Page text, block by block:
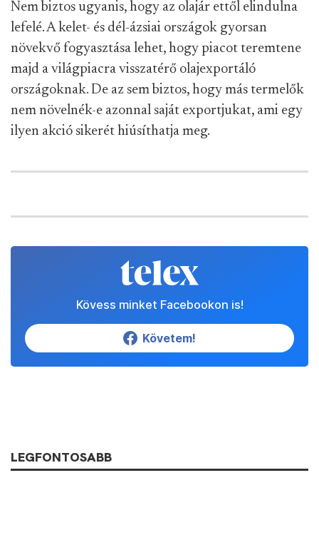
Nem biztos ugyanis, hogy az olajár ettől elindulna
lefelé. A kelet- és dél-ázsiai országok gyorsan
növekvő fogyasztása lehet, hogy piacot teremtene
majd a világpiacra visszatérő olajexportáló
országoknak. De az sem biztos, hogy más termelők
nem növelnék-e azonnal saját exportjukat, ami egy
ilyen akció sikerét hiúsíthatja meg.
Kövess minket Facebookon is!
Követem!
LEGFONTOSABB